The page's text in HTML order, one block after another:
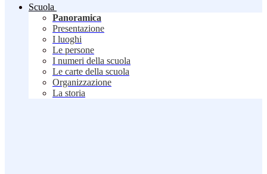
Scuola
Panoramica
Presentazione
I luoghi
Le persone
I numeri della scuola
Le carte della scuola
Organizzazione
La storia